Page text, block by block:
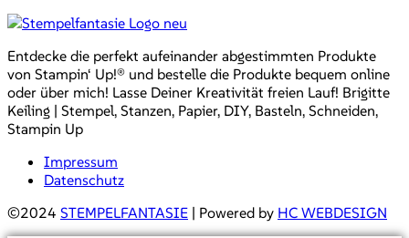
Entdecke die perfekt aufeinander abgestimmten Produkte
von Stampin‘ Up!® und bestelle die Produkte bequem online
oder über mich! Lasse Deiner Kreativität freien Lauf! Brigitte
Keiling | Stempel, Stanzen, Papier, DIY, Basteln, Schneiden,
Stampin Up
Impressum
Datenschutz
©2024 STEMPELFANTASIE | Powered by HC WEBDESIGN